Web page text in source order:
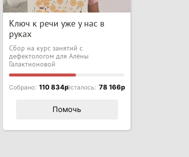
Ключ к речи уже у нас в
руках
Сбор на курс занятий с
дефектологом для Алёны
Галактионовой
Собрано: 110 834pОсталось: 78 166p
Помочь